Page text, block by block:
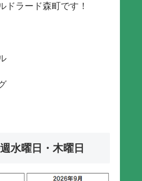
ドラード森町です！
水曜日・木曜日